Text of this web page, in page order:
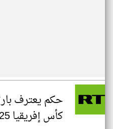
حكم يعترف
كأس إفريقيا 2025